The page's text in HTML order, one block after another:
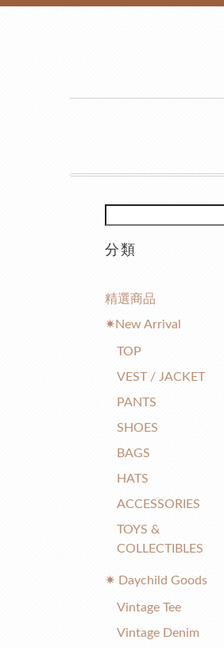
分類
精選商品
✷New Arrival
TOP
VEST / JACKET
PANTS
SHOES
BAGS
HATS
ACCESSORIES
TOYS &
COLLECTIBLES
✷ Daychild Goods
Vintage Tee
Vintage Denim